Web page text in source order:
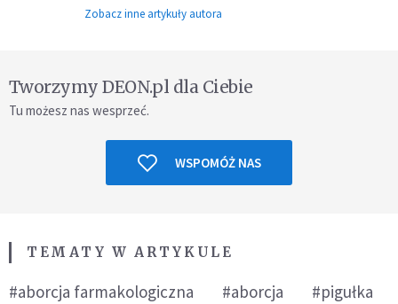
Zobacz inne artykuły autora
Tworzymy DEON.pl dla Ciebie
Tu możesz nas wesprzeć.
WSPOMÓŻ NAS
TEMATY W ARTYKULE
#aborcja farmakologiczna #aborcja
#pigułka